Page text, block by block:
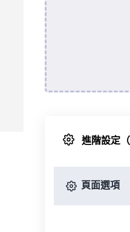
進階設定
頁面選項